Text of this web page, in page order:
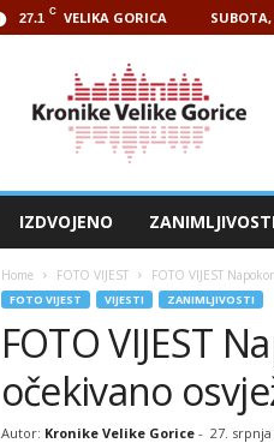
27.1 C VELIKA GORICA
IZDVOJENO
Home FOTO VIJEST FOTO VIJEST
FOTO VIJEST VIJESTI ZANIMLJIVOSTI
FOTO VIJEST
očekivano
Autor: Kronike Velike Gorice- 27. srpnja